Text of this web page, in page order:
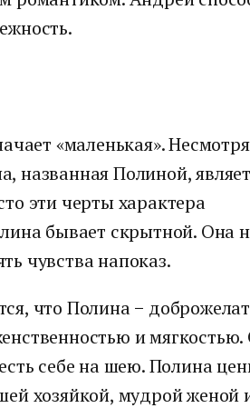
«маленькая».
названная Полиной,
эти черты характера
бывает скрытной. Она
чувства напоказ.
что Полина −
и мягкостью.
себе на шею. Полина
хозяйкой, мудрой женой